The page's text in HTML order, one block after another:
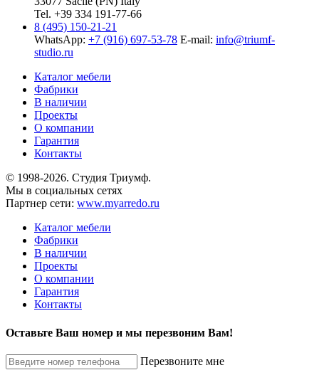
Tel. +39 334 191-77-66
8 (495) 150-21-21
WhatsApp: +7 (916) 697-53-78 E-mail: info@triumf-
studio.ru
Каталог мебели
Фабрики
В наличии
Проекты
О компании
Гарантия
Контакты
© 1998-2026. Студия Триумф.
Мы в социальных сетях
Партнер сети: www.myarredo.ru
Каталог мебели
Фабрики
В наличии
Проекты
О компании
Гарантия
Контакты
Оставьте Ваш номер и мы перезвоним Вам!
Перезвоните мне